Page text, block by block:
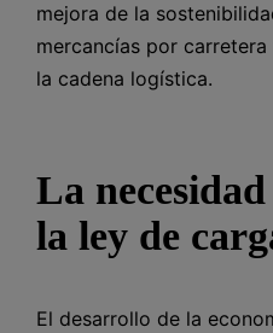
mejora de la
mercancías por
la cadena logística.
La
la ley de
El desarrollo de la